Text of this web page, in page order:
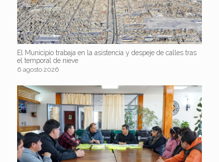
El Municipio trabaja en la asistencia y despeje de calles tras
el temporal de nieve
6 agosto 2026